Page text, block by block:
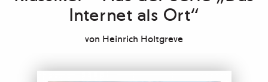
Internet als Ort“
von Heinrich Holtgreve